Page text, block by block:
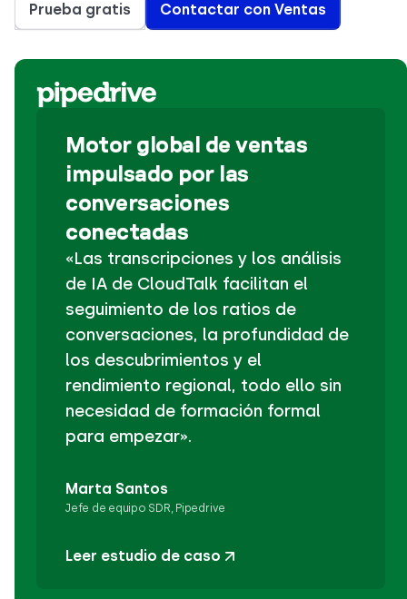
Prueba gratis Contactar con Ventas
Motor global de ventas
impulsado por las
conversaciones
conectadas
«Las transcripciones y los análisis
de IA de CloudTalk facilitan el
seguimiento de los ratios de
conversaciones, la profundidad de
los descubrimientos y el
rendimiento regional, todo ello sin
necesidad de formación formal
para empezar».
Marta Santos
Jefe de equipo SDR, Pipedrive
Leer estudio de caso